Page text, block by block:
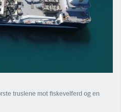
truslene mot fiskevelferd og en